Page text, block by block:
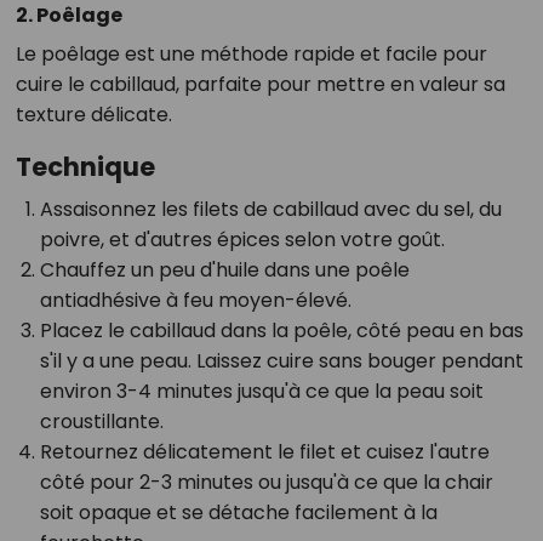
2. Poêlage
Le poêlage est une méthode rapide et facile pour
cuire le cabillaud, parfaite pour mettre en valeur sa
texture délicate.
Technique
Assaisonnez les filets de cabillaud avec du sel, du
poivre, et d'autres épices selon votre goût.
Chauffez un peu d'huile dans une poêle
antiadhésive à feu moyen-élevé.
Placez le cabillaud dans la poêle, côté peau en bas
s'il y a une peau. Laissez cuire sans bouger pendant
environ 3-4 minutes jusqu'à ce que la peau soit
croustillante.
Retournez délicatement le filet et cuisez l'autre
côté pour 2-3 minutes ou jusqu'à ce que la chair
soit opaque et se détache facilement à la